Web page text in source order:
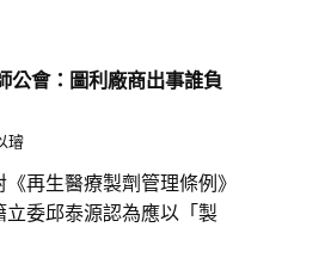
公會：圖利廠商出事誰負
璿
再生醫療製劑管理條例》
委邱泰源認為應以「製